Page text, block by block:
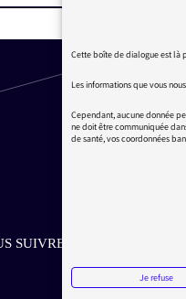
SUIVRE SUR LES RÉSEAUX
Aller sur la page Facebook
Aller sur la page
Aller sur la page
Cette boîte de dialogue est là
Les informations que vous
Cependant, aucune donnée
ne doit être communiquée
de santé, vos coordonnées
Je refuse